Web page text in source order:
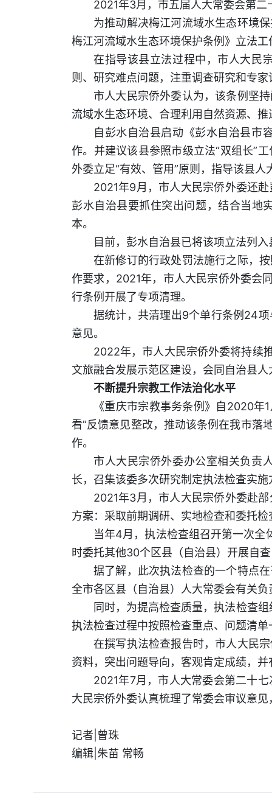
2021年3月，市五届人大常委会第
为推动解决梅江河流域水生态环境
梅江河流域水生态环境保护条例》立法工
在指导该县立法过程中，市人大民
则、研究难点问题，注重调查研究和专
市人大民宗侨外委认为，该条例坚
流域水生态环境、合理利用自然资源、
自彭水自治县启动《彭水自治县市
作。并建议该县参照市级立法“双组长”
外委立足“有效、管用”原则，指导该县
2021年9月，市人大民宗侨外委还
彭水自治县要抓住突出问题，结合当地
本。
目前，彭水自治县已将该项立法列
在新修订的行政处罚法施行之际，
作要求，2021年，市人大民宗侨外委会
行条例开展了专项清理。
据统计，共清理出9个单行条例24
意见。
2022年，市人大民宗侨外委将持续
文旅融合发展示范区建设，会同自治县
不断提升宗教工作法治化水平
《重庆市宗教事务条例》自2020年
看”反馈意见整改，推动该条例在我市落
作。
市人大民宗侨外委办公室相关负责
长，召集该委多次研究制定执法检查实施
2021年3月，市人大民宗侨外委赴
方案：采取前期调研、实地检查和委托
当年4月，执法检查组召开第一次
时委托其他30个区县（自治县）开展自
据了解，此次执法检查的一个特点
全市各区县（自治县）人大常委会有关
同时，为提高检查质量，执法检查
执法检查过程中按照检查重点、问题清
在撰写执法检查报告时，市人大民
资料，突出问题导向，客观肯定成绩，
2021年7月，市人大常委会第二十
大民宗侨外委认真梳理了常委会审议意
记者|曾珠
编辑|朱苗 常畅